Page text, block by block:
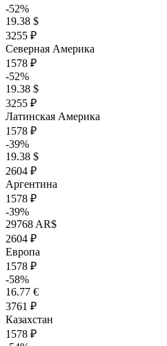
-52%
19.38 $
3255 ₽
Северная Америка
1578 ₽
-52%
19.38 $
3255 ₽
Латинская Америка
1578 ₽
-39%
19.38 $
2604 ₽
Аргентина
1578 ₽
-39%
29768 AR$
2604 ₽
Европа
1578 ₽
-58%
16.77 €
3761 ₽
Казахстан
1578 ₽